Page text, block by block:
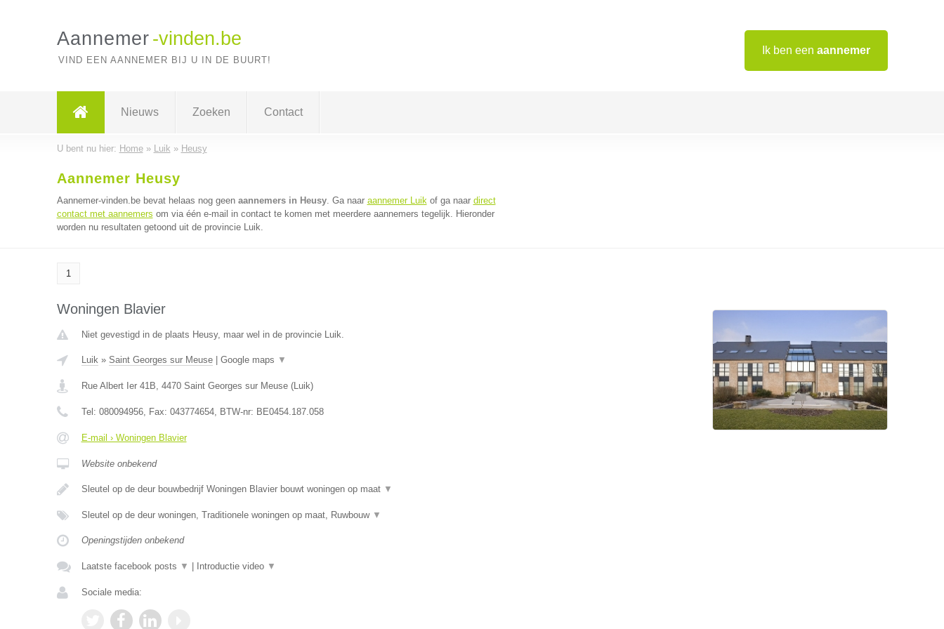
Ik ben een aannemer
Aannemer -vinden.be
VIND EEN AANNEMER BIJ U IN DE BUURT!
Nieuws Zoeken Contact
U bent nu hier: Home» Luik » Heusy
Aannemer Heusy
Aannemer-vinden.be bevat helaas nog geen aannemers in Heusy. Ga naar aannemer Luikof ga naar direct
contact met aannemers om via één e-mail in contact te komen met meerdere aannemers tegelijk. Hieronder
worden nu resultaten getoond uit de provincie Luik.
1
Woningen Blavier
Niet gevestigd in de plaats Heusy, maar wel in de provincie Luik.
Luik» Saint Georges sur Meuse| Google maps ▼
Rue Albert Ier 41B, 4470 Saint Georges sur Meuse(Luik)
Tel: 080094956, Fax: 043774654, BTW-nr: BE0454.187.058
E-mail › Woningen Blavier
Website onbekend
Sleutel op de deur bouwbedrijf Woningen Blavier bouwt woningen op maat ▼
Sleutel op de deur woningen, Traditionele woningen op maat, Ruwbouw ▼
Openingstijden onbekend
Laatste facebook posts ▼ Introductie video ▼
Sociale media: